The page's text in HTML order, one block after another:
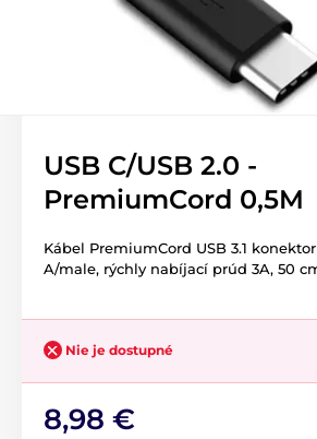
USB C/USB 2.0 -
PremiumCord 0,5M
Kábel PremiumCord USB 3.1
A/male, rýchly nabíjací prúd 3A, 50
Nie je dostupné
8,98 €